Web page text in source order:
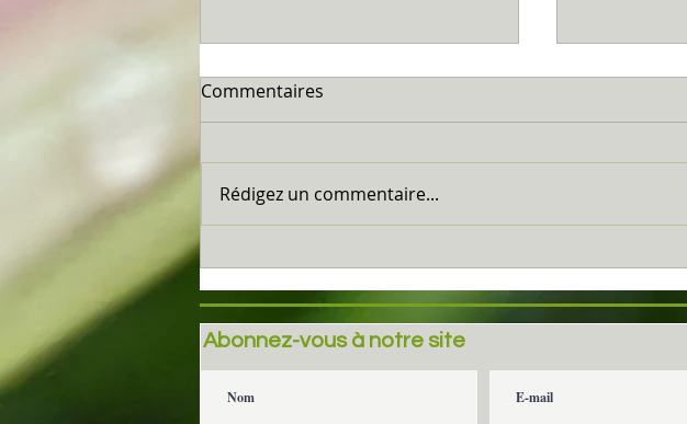
Commentaires
Rédigez un commentaire...
Abonnez-vous à notre site